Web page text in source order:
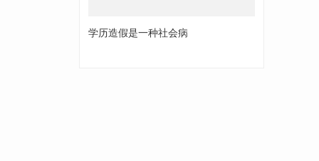
学历造假是一种社会病